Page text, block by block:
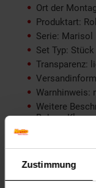
Zustimmung
Ort der
Produktart:
Serie: Marisol
Set Typ: Stück
Transparenz:
Warnhinweis:
Weitere
Bohren